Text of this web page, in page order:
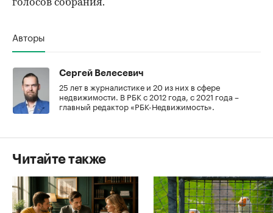
голосов собрания.
Авторы
Сергей Велесевич
25 лет в журналистике и 20 из них в сфере
недвижимости. В РБК с 2012 года, с 2021 года –
главный редактор «РБК-Недвижимость».
Читайте также